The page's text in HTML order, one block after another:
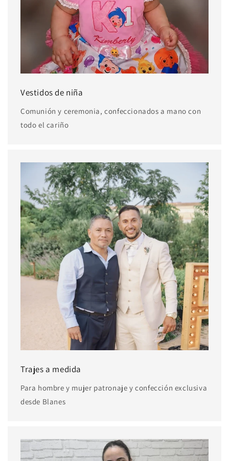
Vestidos de niña
Comunión y ceremonia, confeccionados a mano con
todo el cariño
Trajes a medida
Para hombre y mujer patronaje y confección exclusiva
desde Blanes